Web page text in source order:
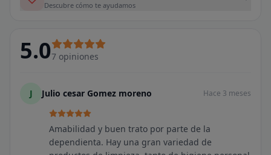
Descubre cómo te ayudamos
5.07 opiniones
J Julio cesar Gomez moreno Hace 3 meses
Amabilidad y buen trato por parte de la
dependienta. Hay una gran variedad de